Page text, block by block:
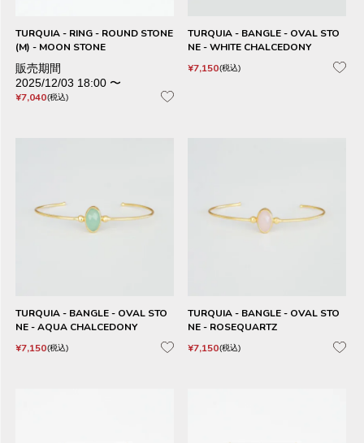
TURQUIA - RING - ROUND STONE
(M) - MOON STONE
販売期間
2025/12/03 18:00 〜
¥7,040 税込
TURQUIA - BANGLE - OVAL STO
NE - WHITE CHALCEDONY
¥7,150 税込
TURQUIA - BANGLE - OVAL STO
NE - AQUA CHALCEDONY
¥7,150 税込
TURQUIA - BANGLE - OVAL STO
NE - ROSEQUARTZ
¥7,150 税込